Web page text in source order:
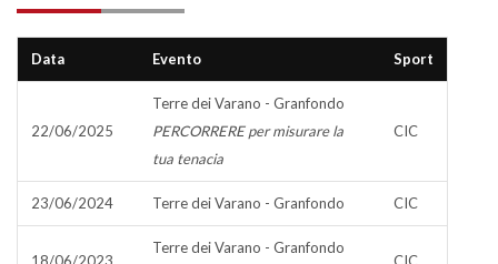
Data Evento Sport
22/06/2025
Terre dei Varano - Granfondo
PERCORRERE per misurare la
tua tenacia
CIC
23/06/2024 Terre dei Varano - Granfondo CIC
Terre dei Varano - Granfondo